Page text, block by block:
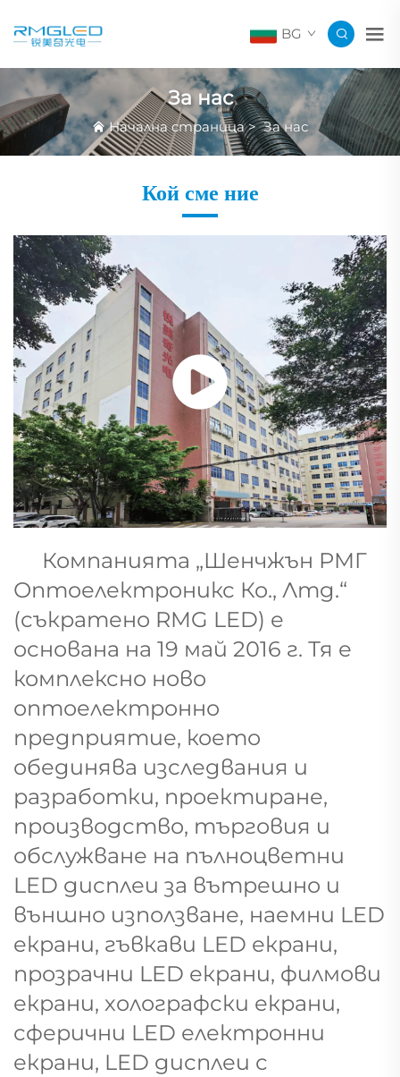
BG
За нас
Начална страница>За нас
Кой сме ние
Компанията „Шенчжън РМГ
Оптоелектроникс Ко., Лтд.“
(съкратено RMG LED) е
основана на 19 май 2016 г. Тя е
комплексно ново
оптоелектронно
предприятие, което
обединява изследвания и
разработки, проектиране,
производство, търговия и
обслужване на пълноцветни
LED дисплеи за вътрешно и
външно използване, наемни LED
екрани, гъвкави LED екрани,
прозрачни LED екрани, филмови
екрани, холографски екрани,
сферични LED електронни
екрани, LED дисплеи с